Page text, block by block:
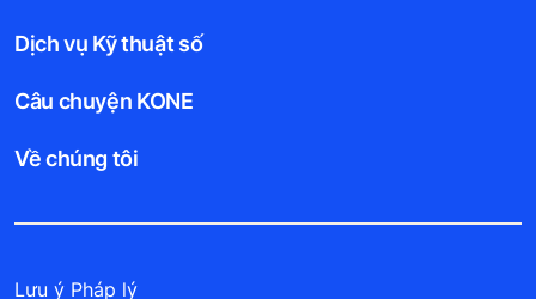
Dịch vụ Kỹ thuật số
Câu chuyện KONE
Về chúng tôi
Lưu ý Pháp lý